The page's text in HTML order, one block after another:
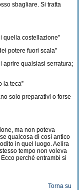
sbagliare. Si tratta
quella costellazione”
potere fuori scala”
aprire qualsiasi serratura;
la teca”
solo preparativi o forse
ma non poteva
qualcosa di così antico
in quel luogo. Aelira
tempo non voleva
perché entrambi si
Torna su